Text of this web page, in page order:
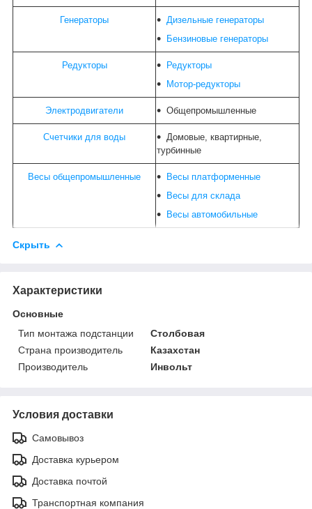
Генераторы
Дизельные генераторы
Бензиновые генераторы
Редукторы
Редукторы
Мотор-редукторы
Электродвигатели Общепромышленные
Счетчики для воды
Домовые, квартирные,
турбинные
Весы общепромышленные
Весы платформенные
Весы для склада
Весы автомобильные
Скрыть
Характеристики
Основные
Тип монтажа подстанции
Столбовая
Страна производитель
Казахстан
Производитель
Инвольт
Условия доставки
Самовывоз
Доставка курьером
Доставка почтой
Транспортная компания